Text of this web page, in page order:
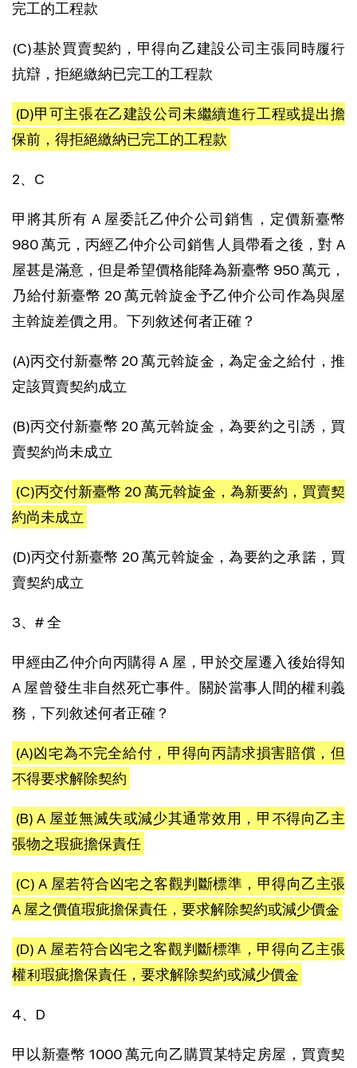
完工的工程款
(C)基於買賣契約，甲得向乙建設公司主張同時履行
抗辯，拒絕繳納已完工的工程款
(D)甲可主張在乙建設公司未繼續進行工程或提出擔
保前，得拒絕繳納已完工的工程款
2、C
甲將其所有 A 屋委託乙仲介公司銷售，定價新臺幣
980 萬元，丙經乙仲介公司銷售人員帶看之後，對 A
屋甚是滿意，但是希望價格能降為新臺幣 950 萬元，
乃給付新臺幣 20 萬元斡旋金予乙仲介公司作為與屋
主斡旋差價之用。下列敘述何者正確？
(A)丙交付新臺幣 20 萬元斡旋金，為定金之給付，推
定該買賣契約成立
(B)丙交付新臺幣 20 萬元斡旋金，為要約之引誘，買
賣契約尚未成立
(C)丙交付新臺幣 20 萬元斡旋金，為新要約，買賣契
約尚未成立
(D)丙交付新臺幣 20 萬元斡旋金，為要約之承諾，買
賣契約成立
3、# 全
甲經由乙仲介向丙購得 A 屋，甲於交屋遷入後始得知
A 屋曾發生非自然死亡事件。關於當事人間的權利義
務，下列敘述何者正確？
(A)凶宅為不完全給付，甲得向丙請求損害賠償，但
不得要求解除契約
(B) A 屋並無滅失或減少其通常效用，甲不得向乙主
張物之瑕疵擔保責任
(C) A 屋若符合凶宅之客觀判斷標準，甲得向乙主張
A 屋之價值瑕疵擔保責任，要求解除契約或減少價金
(D) A 屋若符合凶宅之客觀判斷標準，甲得向乙主張
權利瑕疵擔保責任，要求解除契約或減少價金
4、D
甲以新臺幣 1000 萬元向乙購買某特定房屋，買賣契